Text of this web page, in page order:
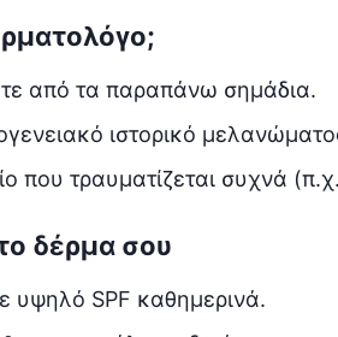
από τα παραπάνω σημάδια.
ιστορικό
που τραυματίζεται συχνά
δέρμα σου
υψηλό SPF καθημερινά.